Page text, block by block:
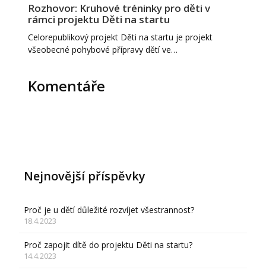
Rozhovor: Kruhové tréninky pro děti v
rámci projektu Děti na startu
Celorepublikový projekt Děti na startu je projekt
všeobecné pohybové přípravy dětí ve…
Komentáře
Nejnovější příspěvky
Proč je u dětí důležité rozvíjet všestrannost?
18.4.2023
Proč zapojit dítě do projektu Děti na startu?
14.4.2023